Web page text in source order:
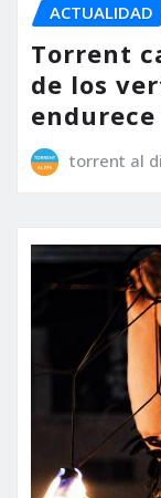
ACTUALIDAD
Torrent
de los
torrent al